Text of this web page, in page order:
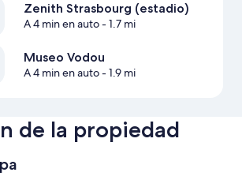
Zenith Strasbourg (estadio)
A 4 min en auto- 1.7 mi
Museo Vodou
A 4 min en auto- 1.9 mi
de la propiedad